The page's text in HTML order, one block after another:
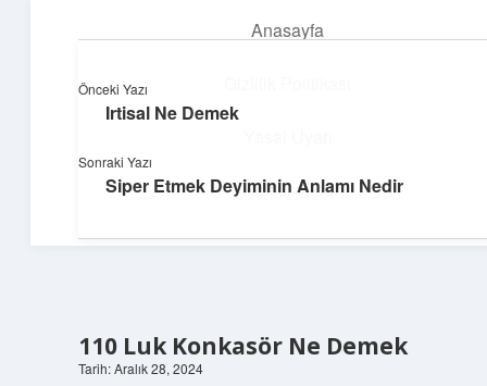
Anasayfa
Hakkımızda
Hızlı hikayelerle gününü şenlendir!
110 Luk Konkasör Ne Demek
Tarih: Aralık 28, 2024
Önceki Yazı
Irtisal Ne Demek
Sonraki Yazı
Siper Etmek Deyiminin Anlamı Nedir